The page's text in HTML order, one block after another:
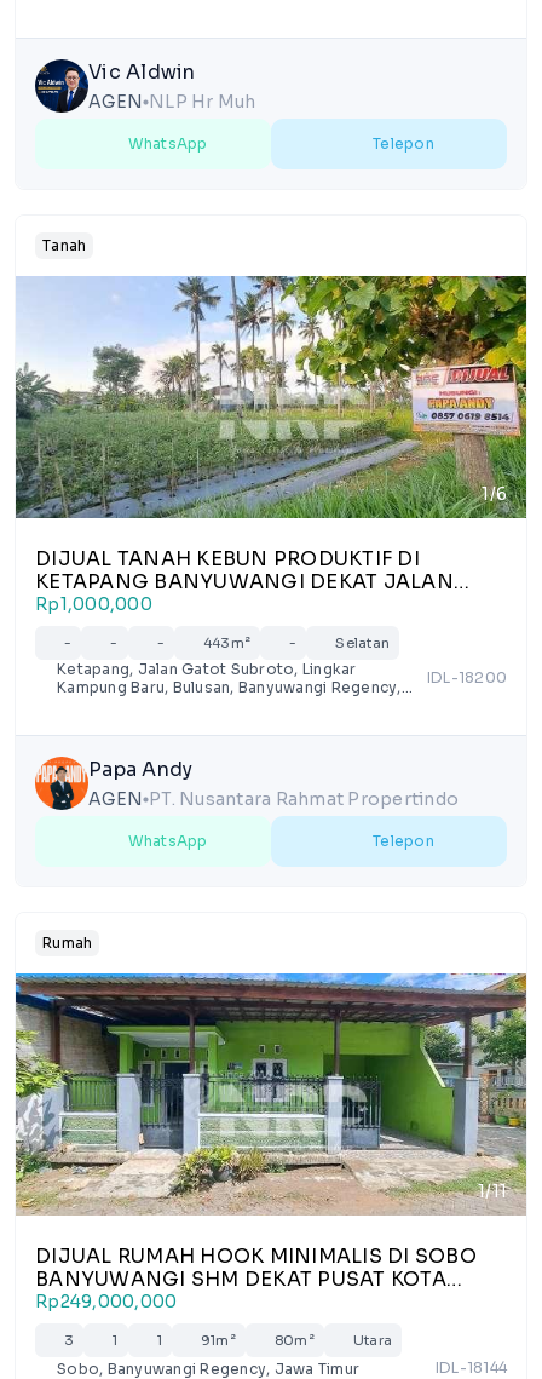
Vic Aldwin
AGEN lens NLP Hr Muh
WhatsApp Telepon
Tanah
1/6
DIJUAL TANAH KEBUN PRODUKTIF DI
KETAPANG BANYUWANGI DEKAT JALAN
LINGKAR KAWASAN INDUSTRI
Rp1,000,000
- - - 443m² - Selatan
Ketapang, Jalan Gatot Subroto, Lingkar
Kampung Baru, Bulusan, Banyuwangi Regency,
IDL-18200
Papa Andy
AGEN lens PT. Nusantara Rahmat Propertindo
WhatsApp Telepon
Rumah
1/11
DIJUAL RUMAH HOOK MINIMALIS DI SOBO
BANYUWANGI SHM DEKAT PUSAT KOTA
HARGA RP249 JUTA NEGO
Rp249,000,000
3 1 1 91m² 80m² Utara
Sobo, Banyuwangi Regency, Jawa Timur IDL-18144